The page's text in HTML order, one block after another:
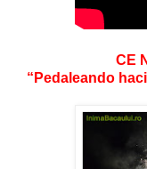
CE
“Pedaleando